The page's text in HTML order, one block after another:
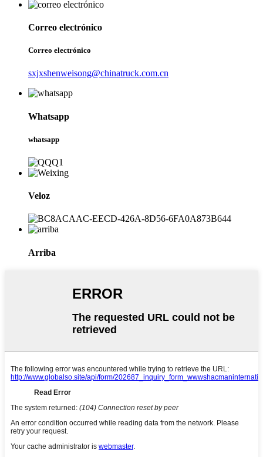
Correo electrónico
Correo electrónico
sxjxshenweisong@chinatruck.com.cn
Whatsapp
whatsapp
Veloz
Arriba